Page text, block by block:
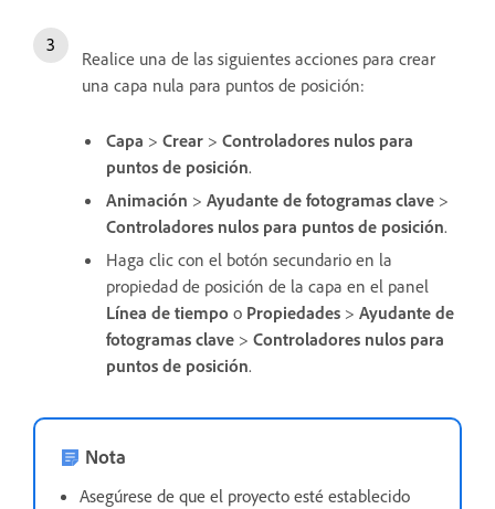
Realice una de las siguientes acciones para crear
una capa nula para puntos de posición:
Capa > Crear > Controladores nulos para
puntos de posición.
Animación > Ayudante de fotogramas clave >
Controladores nulos para puntos de posición.
Haga clic con el botón secundario en la
propiedad de posición de la capa en el panel
Línea de tiempo o Propiedades > Ayudante de
fotogramas clave > Controladores nulos para
puntos de posición.
Nota
Asegúrese de que el proyecto esté establecido